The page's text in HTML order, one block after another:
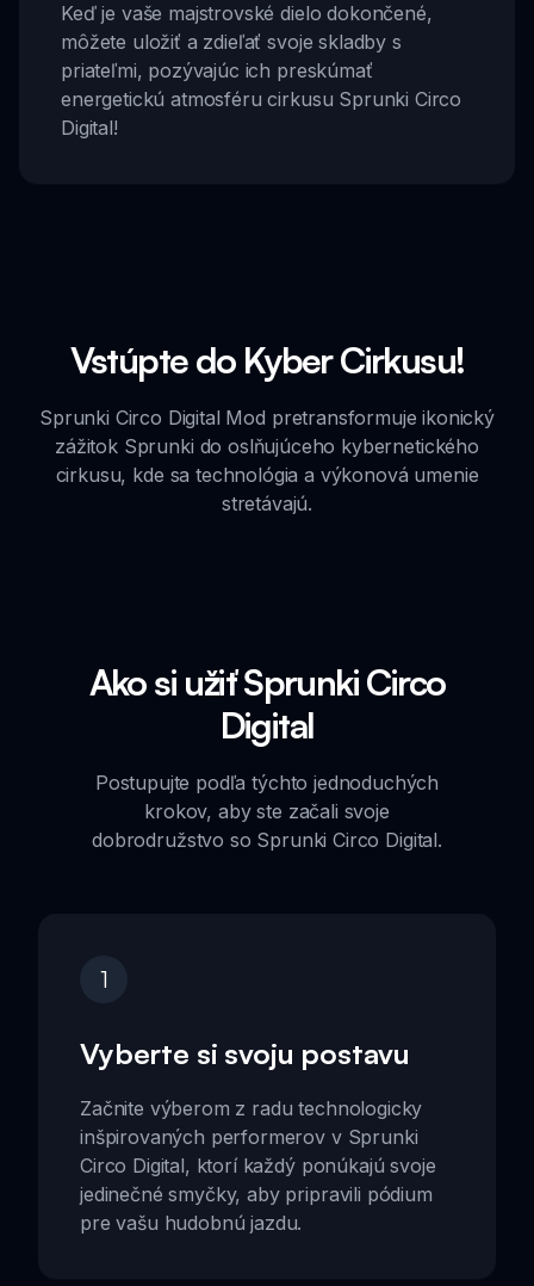
Keď je vaše majstrovské dielo dokončené,
môžete uložiť a zdieľať svoje skladby s
priateľmi, pozývajúc ich preskúmať
energetickú atmosféru cirkusu Sprunki Circo
Digital!
Vstúpte do Kyber Cirkusu!
Sprunki Circo Digital Mod pretransformuje ikonický
zážitok Sprunki do oslňujúceho kybernetického
cirkusu, kde sa technológia a výkonová umenie
stretávajú.
Ako si užiť Sprunki Circo
Digital
Postupujte podľa týchto jednoduchých
krokov, aby ste začali svoje
dobrodružstvo so Sprunki Circo Digital.
1
Vyberte si svoju postavu
Začnite výberom z radu technologicky
inšpirovaných performerov v Sprunki
Circo Digital, ktorí každý ponúkajú svoje
jedinečné smyčky, aby pripravili pódium
pre vašu hudobnú jazdu.